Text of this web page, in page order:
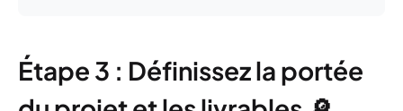
Étape 3 : Définissez la portée